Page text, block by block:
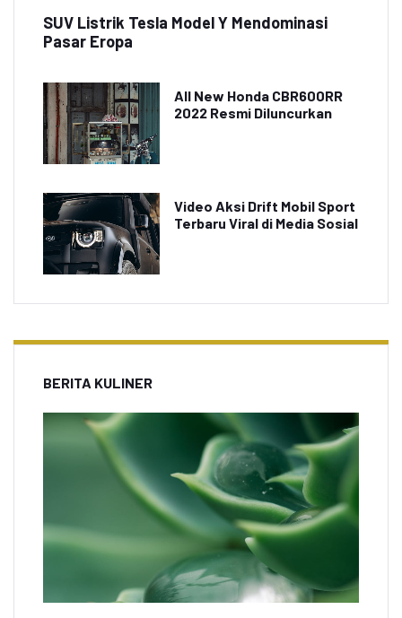
SUV Listrik Tesla Model Y Mendominasi
Pasar Eropa
All New Honda CBR600RR
2022 Resmi Diluncurkan
Video Aksi Drift Mobil Sport
Terbaru Viral di Media Sosial
BERITA KULINER